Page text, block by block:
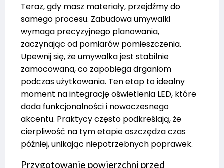
Teraz, gdy masz materiały, przejdźmy do
samego procesu. Zabudowa umywalki
wymaga precyzyjnego planowania,
zaczynając od pomiarów pomieszczenia.
Upewnij się, że umywalka jest stabilnie
zamocowana, co zapobiega drganiom
podczas użytkowania. Ten etap to idealny
moment na integrację oświetlenia LED, które
doda funkcjonalności i nowoczesnego
akcentu. Praktycy często podkreślają, że
cierpliwość na tym etapie oszczędza czas
później, unikając niepotrzebnych poprawek.
Przygotowanie powierzchni przed